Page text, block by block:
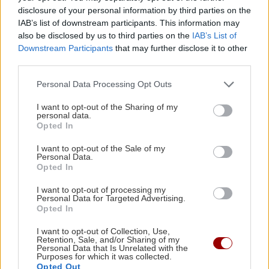
disclosure of your personal information by third parties on the
IAB’s list of downstream participants. This information may
also be disclosed by us to third parties on the IAB’s List of
Downstream Participants that may further disclose it to other
Personal Data Processing Opt Outs
I want to opt-out of the Sharing of my
personal data.
Opted In
I want to opt-out of the Sale of my
Personal Data.
Opted In
I want to opt-out of processing my
Personal Data for Targeted Advertising.
Opted In
I want to opt-out of Collection, Use,
Retention, Sale, and/or Sharing of my
Personal Data that Is Unrelated with the
Purposes for which it was collected.
Opted Out
22:11
ΚΟΣΜΟΣ
Εξαρθρώθηκε τεράστιο δίκτυο διακίνησης
μεταναστών και ναρκωτικών στη Μεσόγειο –
21:53
ΥΓΕΙΑ
Αυτά τα φρούτα επιλέγουν 4 ενδοκρινολόγοι
Πλύσιμο των ποδιών με αλάτι και ελαιόλαδο:
Γιατί ειδικοί το συνιστούν και σε τι χρησιμεύει
21:35
ΚΟΣΜΟΣ
Το ταξίδι με το τρένο που θα σας μείνει
ΠΕΡΙΣΣΟΤΕΡΑ
ΣΧΕΣΕΙΣ ΚΑΙ SEX
Πώς θα καταλάβεις ότι ένας
άνθρωπος δεν μπήκε τυχαία στη ζωή
σου
ΣΧΕΣΕΙΣ ΚΑΙ SEX
Μικρές αλλαγές που μπορούν να
φέρουν ξανά τη σπίθα στη σχέση σου